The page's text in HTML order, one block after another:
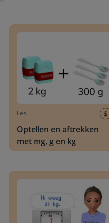
Les
Optellen en aftrekken
met mg, g en kg